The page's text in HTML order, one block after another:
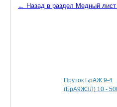
← Назад в раздел Медный
Пруток БрАЖ 9-4
(БрА9Ж3Л) 10 -